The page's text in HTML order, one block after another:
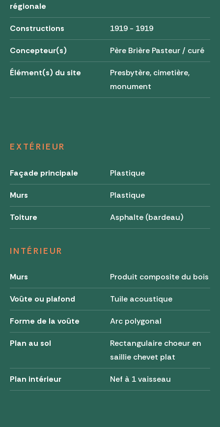
régionale
Constructions 1919 - 1919
Concepteur(s) Père Brière Pasteur / curé
Élément(s) du site
Presbytère, cimetière,
monument
EXTÉRIEUR
Façade principale Plastique
Murs Plastique
Toiture Asphalte (bardeau)
INTÉRIEUR
Murs Produit composite du bois
Voûte ou plafond Tuile acoustique
Forme de la voûte Arc polygonal
Plan au sol
Rectangulaire choeur en
saillie chevet plat
Plan intérieur Nef à 1 vaisseau